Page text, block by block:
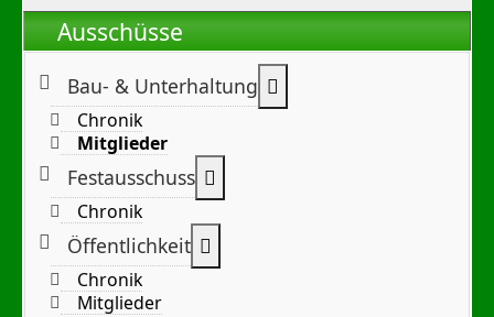
Ausschüsse
Bau- & Unterhaltung
Chronik
Mitglieder
Festausschuss
Chronik
Öffentlichkeit
Chronik
Mitglieder